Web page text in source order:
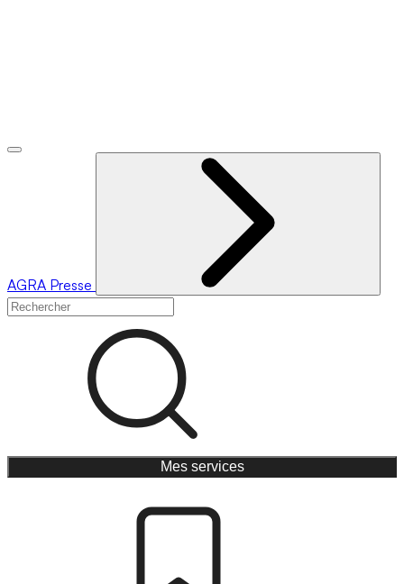
AGRA Presse
Mes services